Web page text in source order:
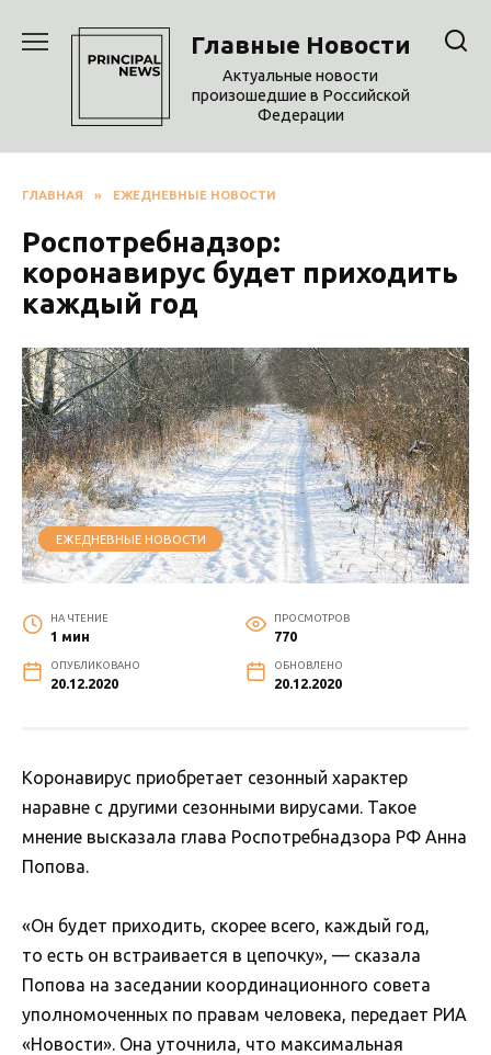
содержанию
Главные Новости
Актуальные новости
произошедшие в Российской
Федерации
ГЛАВНАЯ » ЕЖЕДНЕВНЫЕ НОВОСТИ
Роспотребнадзор:
коронавирус будет приходить
каждый год
ЕЖЕДНЕВНЫЕ НОВОСТИ
НА ЧТЕНИЕ
1 мин
ПРОСМОТРОВ
770
ОПУБЛИКОВАНО
20.12.2020
ОБНОВЛЕНО
20.12.2020
Коронавирус приобретает сезонный характер
наравне с другими сезонными вирусами. Такое
мнение высказала глава Роспотребнадзора РФ Анна
Попова.
«Он будет приходить, скорее всего, каждый год,
то есть он встраивается в цепочку», — сказала
Попова на заседании координационного совета
уполномоченных по правам человека, передает РИА
«Новости». Она уточнила, что максимальная